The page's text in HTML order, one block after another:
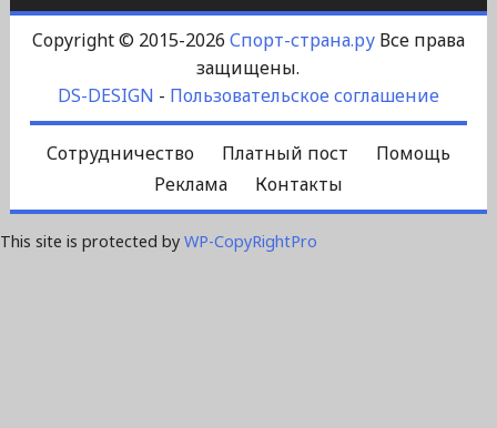
Copyright © 2015-2026 Спорт-страна.руВсе права
защищены.
DS-DESIGN - Пользовательское соглашение
Сотрудничество Платный пост
Помощь
Реклама
Контакты
This site is protected by WP-CopyRightPro